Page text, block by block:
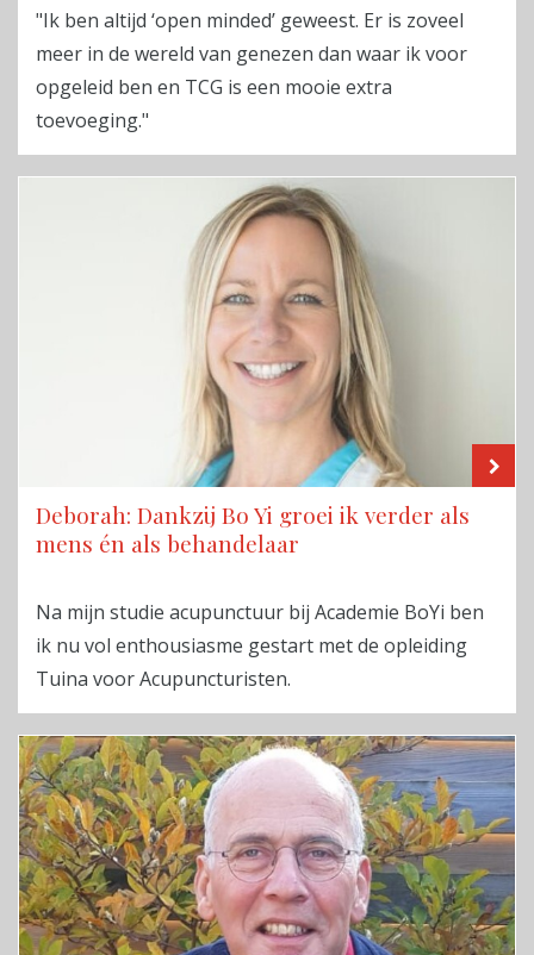
"Ik ben altijd ‘open minded’ geweest. Er is zoveel
meer in de wereld van genezen dan waar ik voor
opgeleid ben en TCG is een mooie extra
toevoeging."
Deborah: Dankzij Bo Yi groei ik verder als
mens én als behandelaar
Na mijn studie acupunctuur bij Academie BoYi ben
ik nu vol enthousiasme gestart met de opleiding
Tuina voor Acupuncturisten.